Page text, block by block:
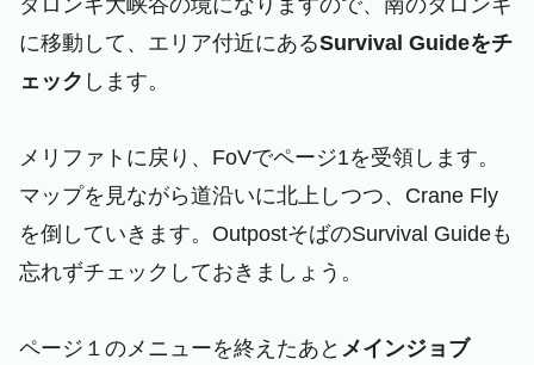
タロンギ大峡谷の境になりますので、南のタロンギ
に移動して、エリア付近にあるSurvival Guideをチ
ェック します。
メリファトに戻り、FoVでページ1を受領します。
マップを見ながら道沿いに北上しつつ、Crane Fly
を倒していきます。OutpostそばのSurvival Guideも
忘れずチェックしておきましょう。
ページ１のメニューを終えたあと メインジョブ